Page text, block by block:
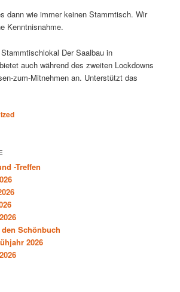
dann wie immer keinen Stammtisch. Wir
Kenntnisnahme.
Der Saalbau in
auch während des zweiten Lockdowns
zum-Mitnehmen an. Unterstützt das
-Treffen
Schönbuch
2026